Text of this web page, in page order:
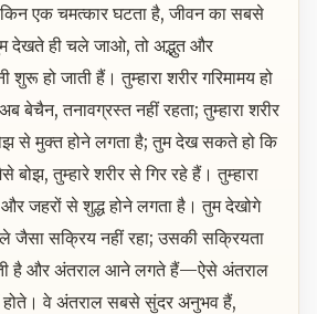
एक चमत्कार घटता है, जीवन का सबसे
देखते ही चले जाओ, तो अद्भुत और
शुरू हो जाती हैं। तुम्हारा शरीर गरिमामय हो
बेचैन, तनावग्रस्त नहीं रहता; तुम्हारा शरीर
से मुक्त होने लगता है; तुम देख सकते हो कि
तुम्हारे शरीर से गिर रहे हैं। तुम्हारा
और जहरों से शुद्ध होने लगता है। तुम देखोगे
जैसा सक्रिय नहीं रहा; उसकी सक्रियता
है और अंतराल आने लगते हैं—ऐसे अंतराल
होते। वे अंतराल सबसे सुंदर अनुभव हैं,